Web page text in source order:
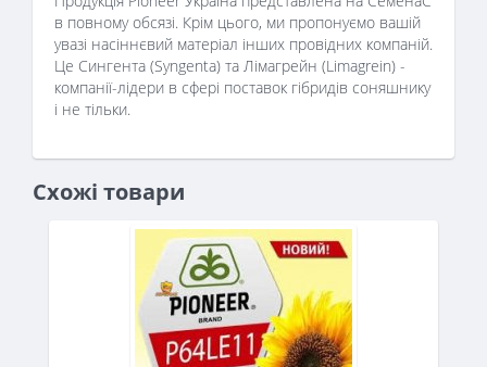
в повному обсязі. Крім цього, ми пропонуємо вашій
увазі насіннєвий матеріал інших провідних компаній.
Це Сингента (Syngenta) та Лімагрейн (Limagrein) -
компанії-лідери в сфері поставок гібридів соняшнику
і не тільки.
Схожі товари